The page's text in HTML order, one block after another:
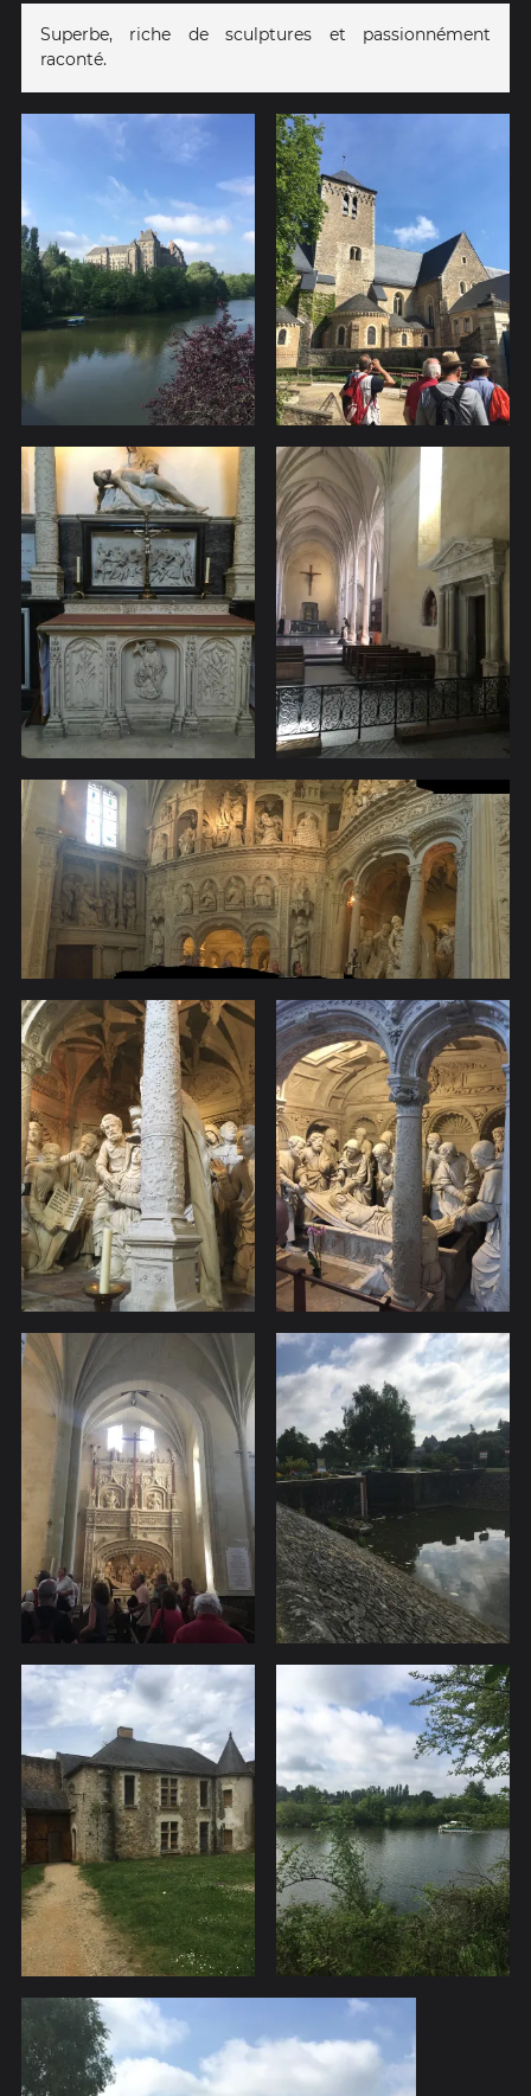
Superbe, riche de sculptures et passionnément
raconté.